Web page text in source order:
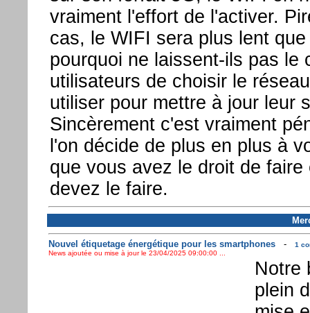
vraiment l'effort de l'activer.
cas, le WIFI sera plus lent
pourquoi ne laissent-ils pas le
utilisateurs de choisir le
utiliser pour mettre à jour leur
Sincèrement c'est vraiment
l'on décide de plus en plus à
que vous avez le droit de
devez le faire.
Nouvel étiquetage énergétique pour les smartphones-
1
News ajoutée ou mise à jour le 23/04/2025 09:00:00 ...
Notre
plein